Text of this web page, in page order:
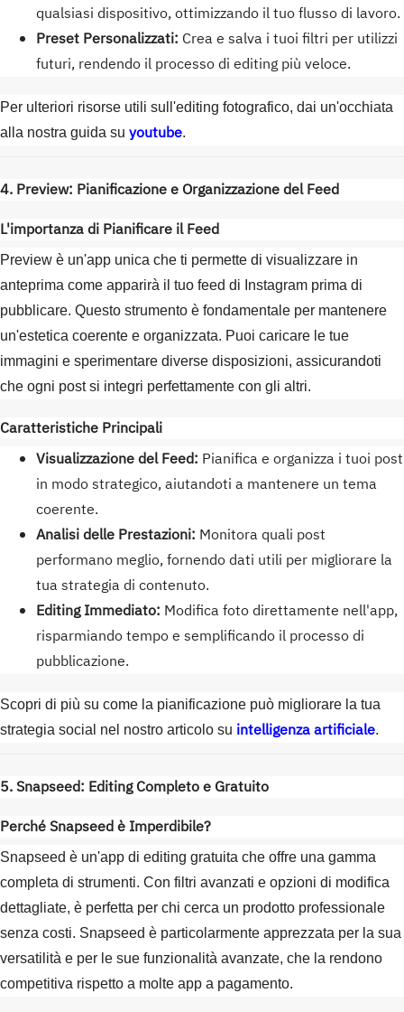
qualsiasi dispositivo, ottimizzando il tuo flusso di lavoro.
Preset Personalizzati: Crea e salva i tuoi filtri per utilizzi
futuri, rendendo il processo di editing più veloce.
Per ulteriori risorse utili sull'editing fotografico, dai un'occhiata
alla nostra guida su youtube.
4. Preview: Pianificazione e Organizzazione del Feed
L'importanza di Pianificare il Feed
Preview è un'app unica che ti permette di visualizzare in
anteprima come apparirà il tuo feed di Instagram prima di
pubblicare. Questo strumento è fondamentale per mantenere
un'estetica coerente e organizzata. Puoi caricare le tue
immagini e sperimentare diverse disposizioni, assicurandoti
che ogni post si integri perfettamente con gli altri.
Caratteristiche Principali
Visualizzazione del Feed: Pianifica e organizza i tuoi post
in modo strategico, aiutandoti a mantenere un tema
coerente.
Analisi delle Prestazioni: Monitora quali post
performano meglio, fornendo dati utili per migliorare la
tua strategia di contenuto.
Editing Immediato: Modifica foto direttamente nell'app,
risparmiando tempo e semplificando il processo di
pubblicazione.
Scopri di più su come la pianificazione può migliorare la tua
strategia social nel nostro articolo su intelligenza artificiale.
5. Snapseed: Editing Completo e Gratuito
Perché Snapseed è Imperdibile?
Snapseed è un'app di editing gratuita che offre una gamma
completa di strumenti. Con filtri avanzati e opzioni di modifica
dettagliate, è perfetta per chi cerca un prodotto professionale
senza costi. Snapseed è particolarmente apprezzata per la sua
versatilità e per le sue funzionalità avanzate, che la rendono
competitiva rispetto a molte app a pagamento.